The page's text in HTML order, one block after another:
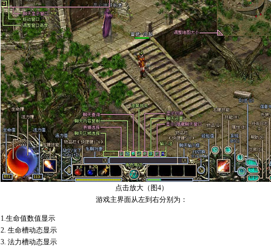
点击放大（图4）
游戏主界面从左到右分别为：
1.生命值数值显示
2. 生命槽动态显示
3. 法力槽动态显示